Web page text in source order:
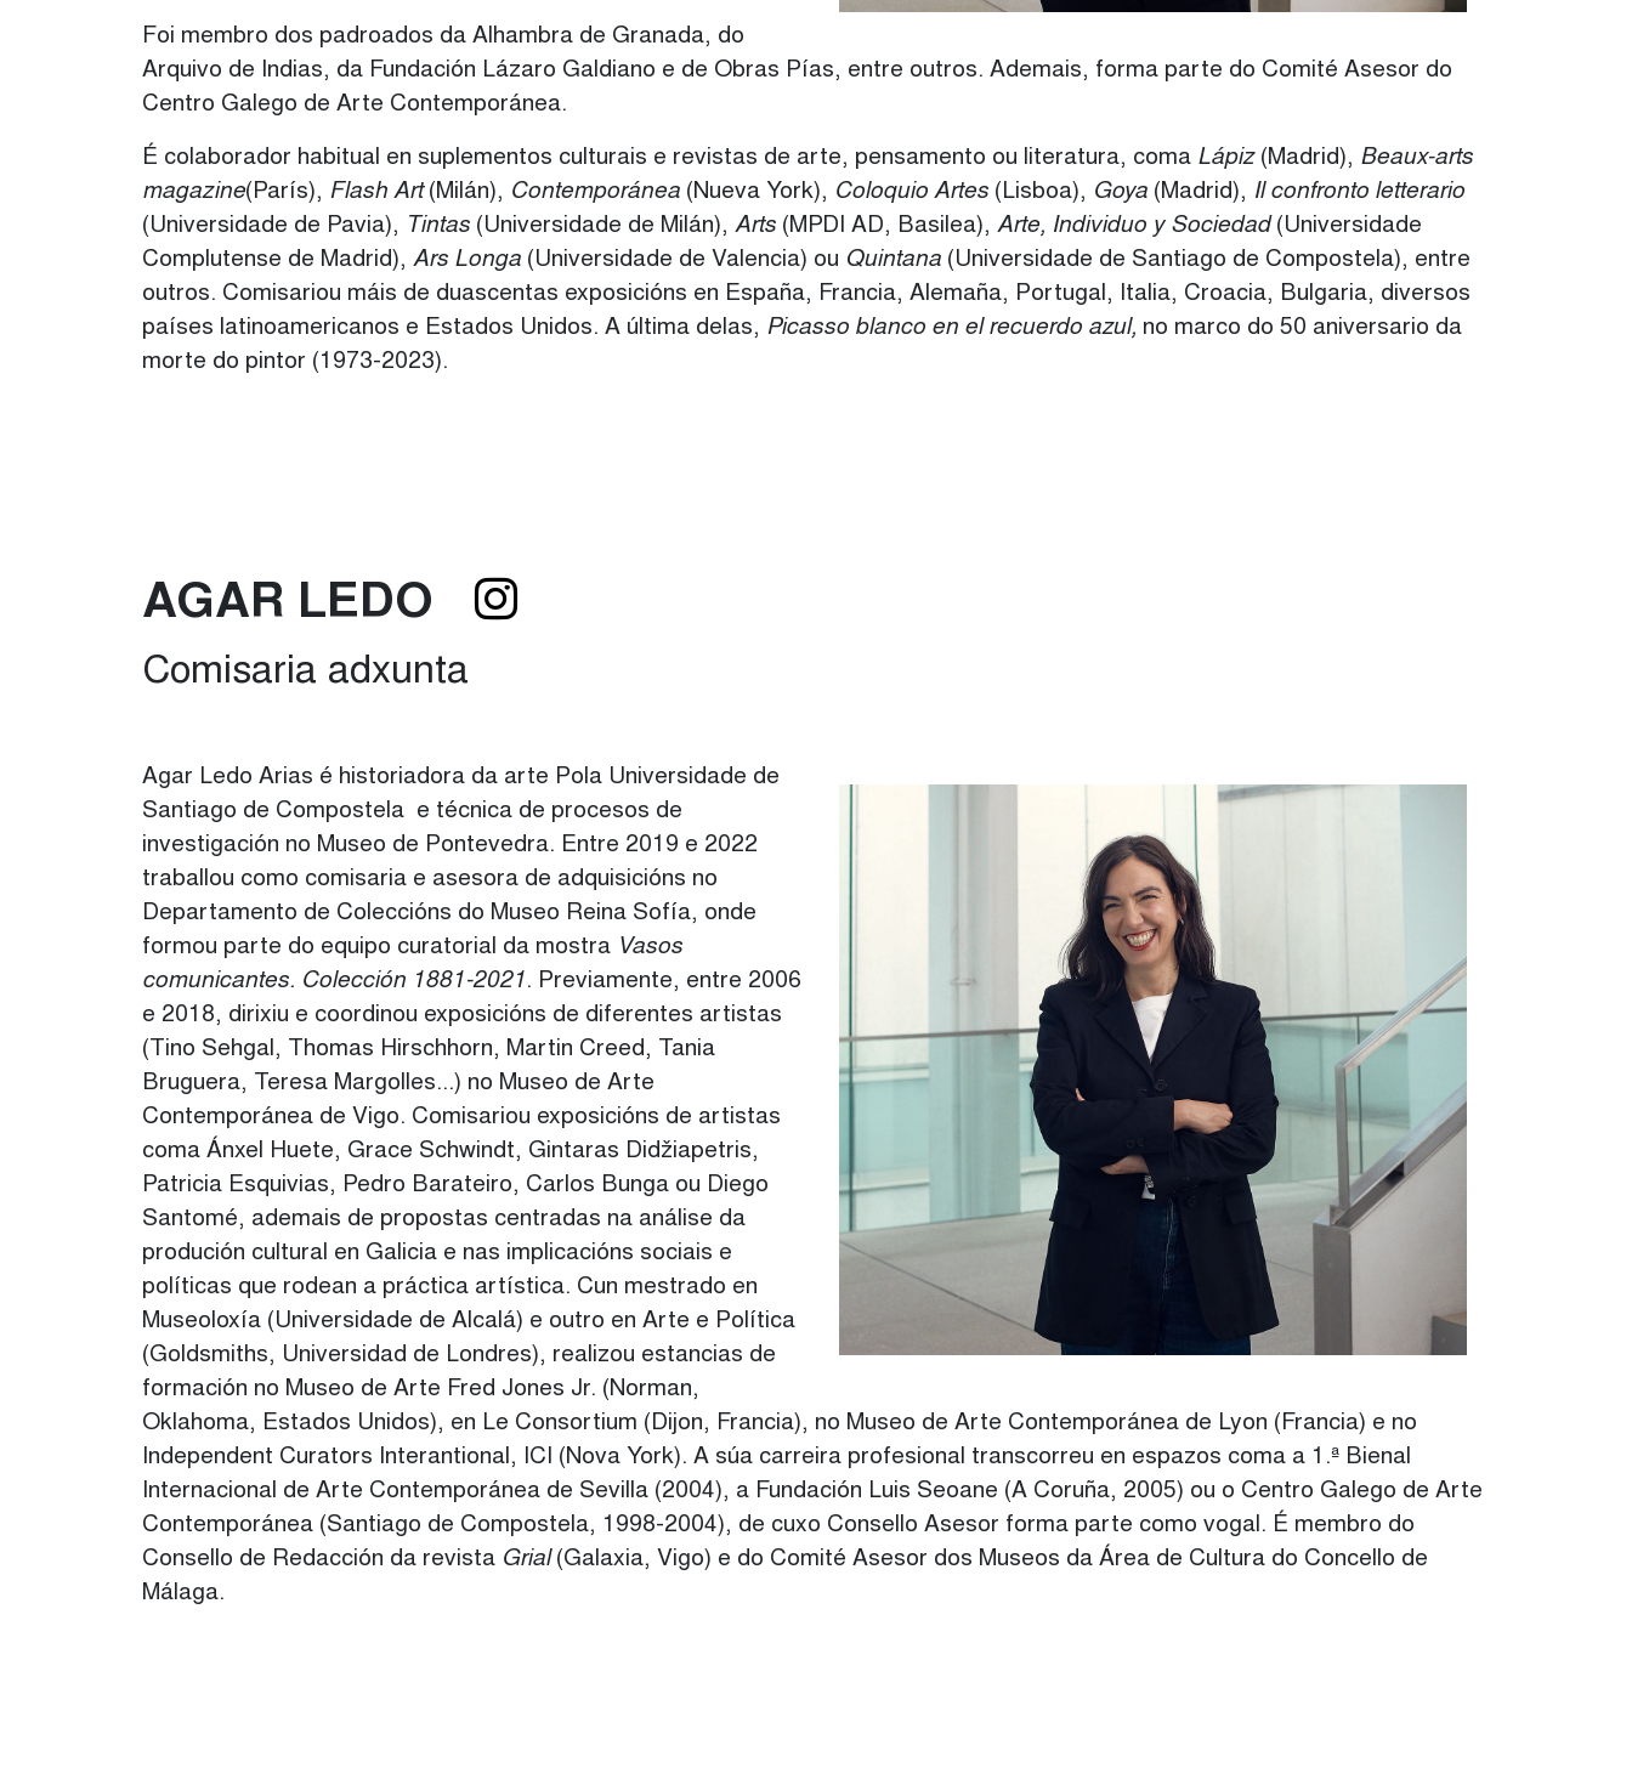
Foi membro dos padroados da Alhambra de Granada, do
Arquivo de Indias, da Fundación Lázaro Galdiano e de Obras Pías, entre outros. Ademais, forma parte do Comité Asesor do
Centro Galego de Arte Contemporánea.
É colaborador habitual en suplementos culturais e revistas de arte, pensamento ou literatura, coma Lápiz(Madrid), Beaux-arts
magazine(París), Flash Art(Milán), Contemporánea (Nueva York), Coloquio Artes (Lisboa), Goya (Madrid), Il confronto letterario
(Universidade de Pavia),
Tintas (Universidade de Milán), Arts (MPDI AD, Basilea), Arte, Individuo y Sociedad(Universidade
Complutense de Madrid), Ars Longa (Universidade de Valencia) ou Quintana (Universidade de Santiago de Compostela), entre
outros. Comisariou máis de duascentas exposicións en España, Francia, Alemaña, Portugal, Italia, Croacia, Bulgaria, diversos
países latinoamericanos e Estados Unidos. A última delas, Picasso blanco en el recuerdo azul, no marco do 50 aniversario da
morte do pintor (1973-2023).
AGAR LEDO INSTAGRAM
Comisaria adxunta
Agar Ledo Arias é historiadora da arte Pola Universidade de
Santiago de Compostela e técnica de procesos de
investigación no Museo de Pontevedra. Entre 2019 e 2022
traballou como comisaria e asesora de adquisicións no
Departamento de Coleccións do Museo Reina Sofía, onde
formou parte do equipo curatorial da mostra Vasos
comunicantes. Colección 1881-2021 . Previamente, entre 2006
e 2018, dirixiu e coordinou exposicións de diferentes artistas
(Tino Sehgal, Thomas Hirschhorn, Martin Creed, Tania
Bruguera, Teresa Margolles...) no Museo de Arte
Contemporánea de Vigo. Comisariou exposicións de artistas
coma Ánxel Huete, Grace Schwindt, Gintaras Didžiapetris,
Patricia Esquivias, Pedro Barateiro, Carlos Bunga ou Diego
Santomé, ademais de propostas centradas na análise da
produción cultural en Galicia e nas implicacións sociais e
políticas que rodean a práctica artística. Cun mestrado en
Museoloxía (Universidade de Alcalá) e outro en Arte e Política
(Goldsmiths, Universidad de Londres), realizou estancias de
formación no Museo de Arte Fred Jones Jr. (Norman,
Oklahoma, Estados Unidos), en Le Consortium (Dijon, Francia), no Museo de Arte Contemporánea de Lyon (Francia) e no
Independent Curators Interantional, ICI (Nova York). A súa carreira profesional transcorreu en espazos coma a 1.ª Bienal
Internacional de Arte Contemporánea de Sevilla (2004), a Fundación Luis Seoane (A Coruña, 2005) ou o Centro Galego de Arte
Contemporánea (Santiago de Compostela, 1998-2004), de cuxo Consello Asesor forma parte como vogal. É membro do
Consello de Redacción da revista Grial (Galaxia, Vigo) e do Comité Asesor dos Museos da Área de Cultura do Concello de
Málaga.